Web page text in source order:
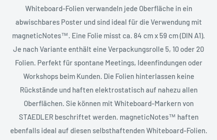
Whiteboard-Folien verwandeln jede Oberfläche in ein
abwischbares Poster und sind ideal für die Verwendung mit
magneticNotes™. Eine Folie misst ca. 84 cm x 59 cm (DIN A1).
Je nach Variante enthält eine Verpackungsrolle 5, 10 oder 20
Folien. Perfekt für spontane Meetings, Ideenfindungen oder
Workshops beim Kunden. Die Folien hinterlassen keine
Rückstände und haften elektrostatisch auf nahezu allen
Oberflächen. Sie können mit Whiteboard-Markern von
STAEDLER beschriftet werden. magneticNotes™ haften
ebenfalls ideal auf diesen selbsthaftenden Whiteboard-Folien.